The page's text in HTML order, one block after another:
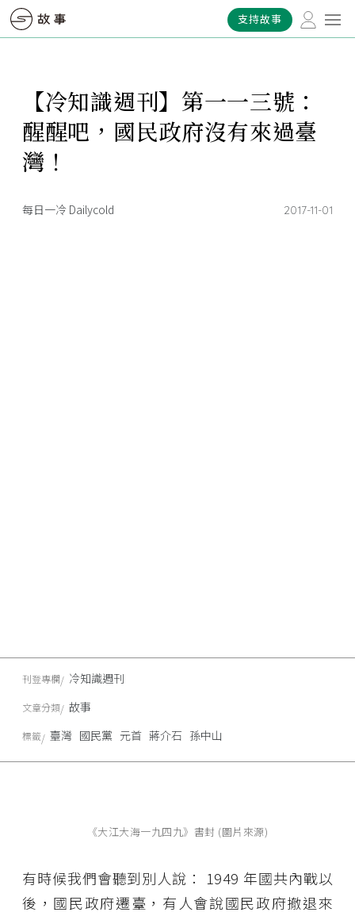
支持故事
【冷知識週刊】第一一三號：
醒醒吧，國民政府沒有來過臺
灣！
每日一冷 Dailycold 2017-11-01
《大江大海一九四九》書封 (圖片來源)
有時候我們會聽到別人說： 1949 年國共內戰以
後，國民政府遷臺，有人會說國民政府撤退來
刊登專欄 冷知識週刊
文章分類 故事
標籤 臺灣 國民黨 元首 蔣介石 孫中山